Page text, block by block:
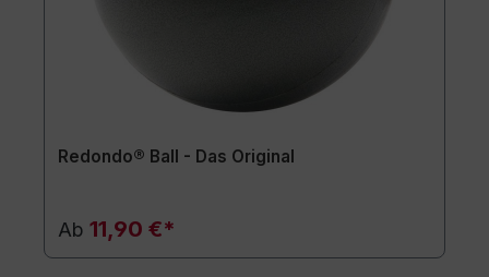
Redondo® Ball - Das Original
Ab 11,90 €*